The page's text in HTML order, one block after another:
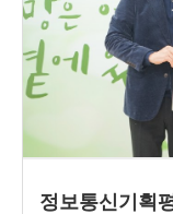
정보통신기획